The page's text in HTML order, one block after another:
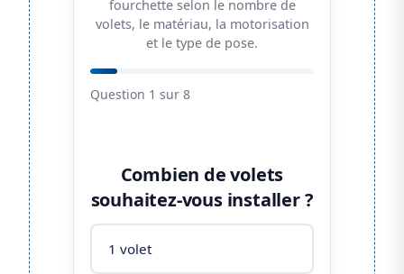
fourchette selon le nombre de
volets, le matériau, la motorisation
et le type de pose.
Question 1 sur 8
Combien de volets
souhaitez-vous installer ?
1 volet